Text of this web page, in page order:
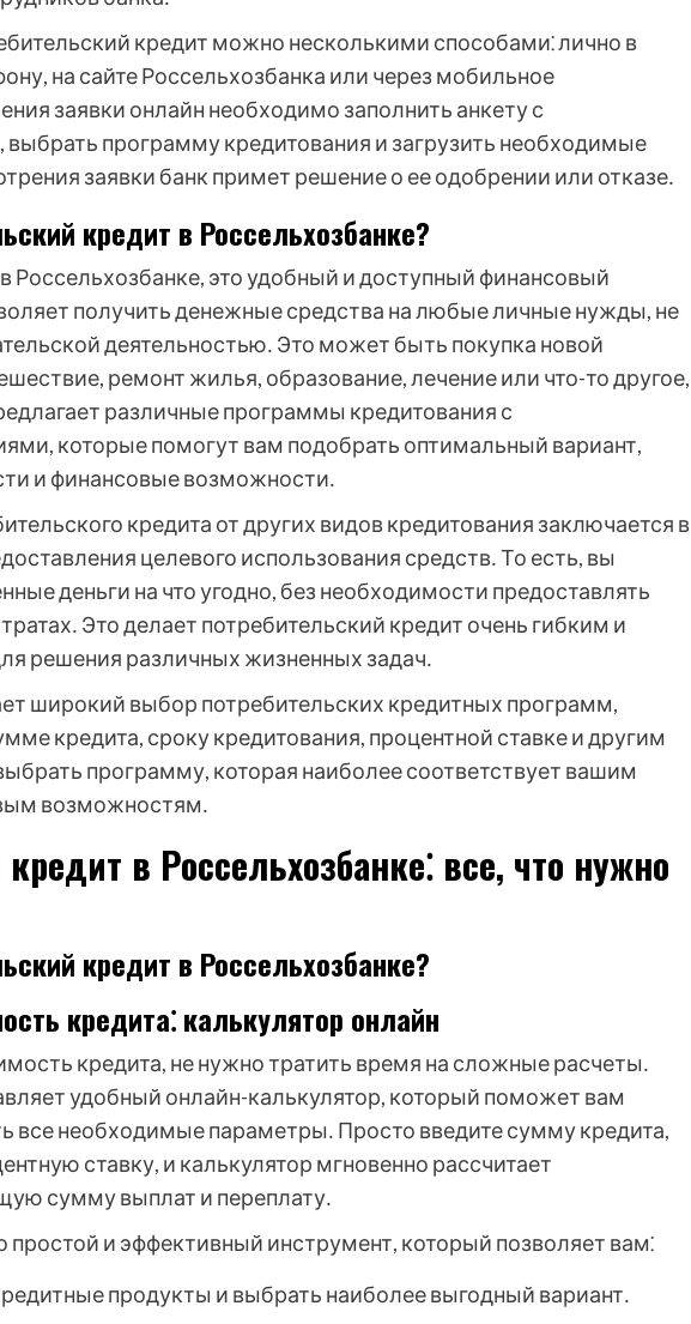
кредит можно несколькими способами⁚ лично в
на сайте Россельхозбанка или через мобильное
заявки онлайн необходимо заполнить анкету с
программу кредитования и загрузить необходимые
заявки банк примет решение о ее одобрении или отказе․
кредит в Россельхозбанке?
Россельхозбанке, это удобный и доступный финансовый
получить денежные средства на любые личные нужды, не
деятельностью․ Это может быть покупка новой
ремонт жилья, образование, лечение или что-то другое,
различные программы кредитования с
которые помогут вам подобрать оптимальный вариант,
и финансовые возможности․
кредита от других видов кредитования заключается в
целевого использования средств․ То есть, вы
деньги на что угодно, без необходимости предоставлять
Это делает потребительский кредит очень гибким и
решения различных жизненных задач․
широкий выбор потребительских кредитных программ,
кредита, сроку кредитования, процентной ставке и другим
программу, которая наиболее соответствует вашим
возможностям․
в Россельхозбанке⁚ все, что нужно
кредит в Россельхозбанке?
кредита⁚ калькулятор онлайн
кредита, не нужно тратить время на сложные расчеты․
удобный онлайн-калькулятор, который поможет вам
все необходимые параметры․ Просто введите сумму кредита,
ставку, и калькулятор мгновенно рассчитает
сумму выплат и переплату․
простой и эффективный инструмент, который позволяет вам⁚
продукты и выбрать наиболее выгодный вариант․